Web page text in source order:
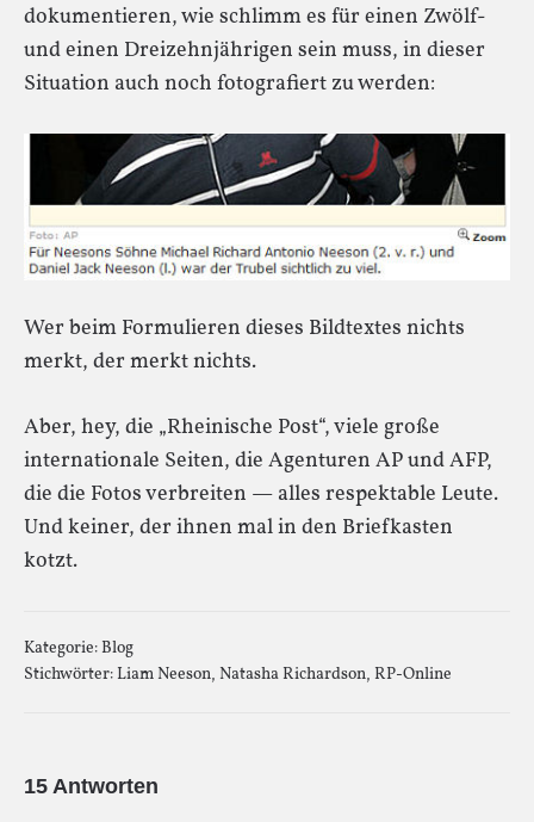
dokumentieren, wie schlimm es für einen Zwölf-
und einen Dreizehnjährigen sein muss, in dieser
Situation auch noch fotografiert zu werden:
Wer beim Formulieren dieses Bildtextes nichts
merkt, der merkt nichts.
Aber, hey, die „Rheinische Post“, viele große
internationale Seiten, die Agenturen AP und AFP,
die die Fotos verbreiten — alles respektable Leute.
Und keiner, der ihnen mal in den Briefkasten
kotzt.
Kategorie:Blog
Stichwörter:Liam Neeson, Natasha Richardson, RP-Online
15 Antworten